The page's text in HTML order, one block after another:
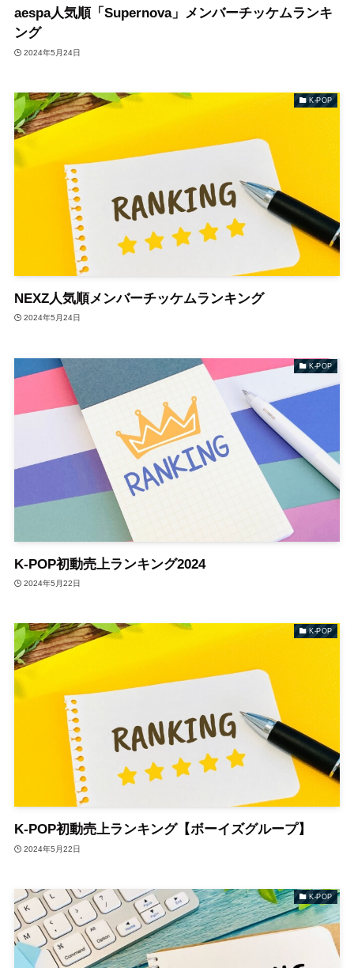
aespa人気順「Supernova」メンバーチッケムランキ
ング
2024年5月24日
K-POP
NEXZ人気順メンバーチッケムランキング
2024年5月24日
K-POP
K-POP初動売上ランキング2024
2024年5月22日
K-POP
K-POP初動売上ランキング【ボーイズグループ】
2024年5月22日
K-POP